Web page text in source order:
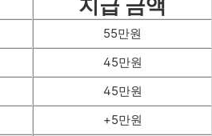
지급 금액
55만원
45만원
45만원
+5만원